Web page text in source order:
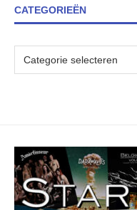
CATEGORIEËN